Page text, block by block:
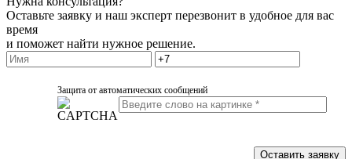
Оставьте заявку и наш эксперт перезвонит в удобное для вас
время
и поможет найти нужное решение.
Защита от автоматических сообщений